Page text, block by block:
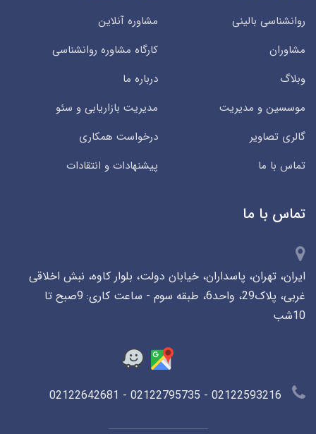
روانشناسی بالینی
مشاوره آنلاین
مشاوران
کارگاه مشاوره روانشناسی
وبلاگ
درباره ما
موسسین و مدیریت
مدیریت بازاریابی و سئو
گالری تصاویر
درخواست همکاری
تماس با ما
پیشنهادات و انتقادات
تماس با ما
ایران، تهران، پاسداران، خیابان دولت، بلوار کاوه، نبش اخلاقی
غربی، پلاک29، واحد6، طبقه سوم - ساعت کاری: 9صبح تا
10شب